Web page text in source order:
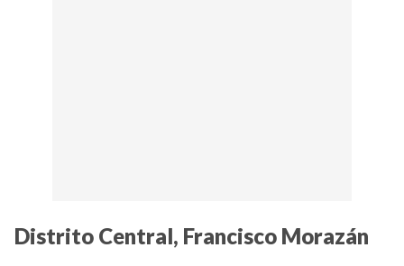
Distrito Central, Francisco Morazán